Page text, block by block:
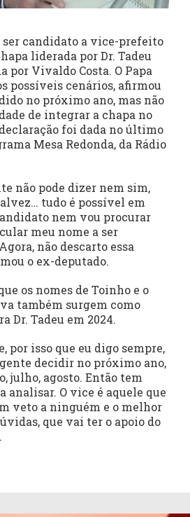
candidato a vice-prefeito
liderada por Dr. Tadeu
por Vivaldo Costa. O Papa
possíveis cenários, afirmou
no próximo ano, mas não
de integrar a chapa no
foi dada no último
Mesa Redonda, da Rádio
não pode dizer nem sim,
tudo é possível em
nem vou procurar
meu nome a ser
não descarto essa
o ex-deputado.
os nomes de Toinho e o
também surgem como
Dr. Tadeu em 2024.
por isso que eu digo sempre,
decidir no próximo ano,
julho, agosto. Então tem
analisar. O vice é aquele que
veto a ninguém e o melhor
que vai ter o apoio do